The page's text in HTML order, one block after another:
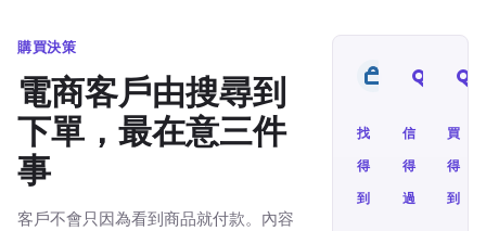
購買決策
電商客戶由搜尋到
下單，最在意三件
事
客戶不會只因為看到商品就付款。內容
找
得
到
信
得
過
買
得
到